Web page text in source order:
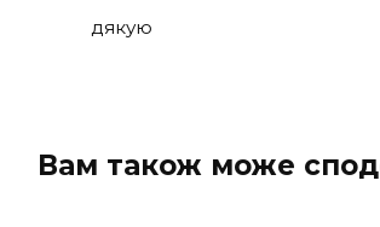
дякую
Вам також може